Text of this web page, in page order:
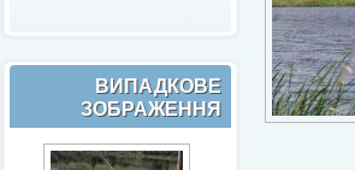
ВИПАДКОВЕ
ЗОБРАЖЕННЯ